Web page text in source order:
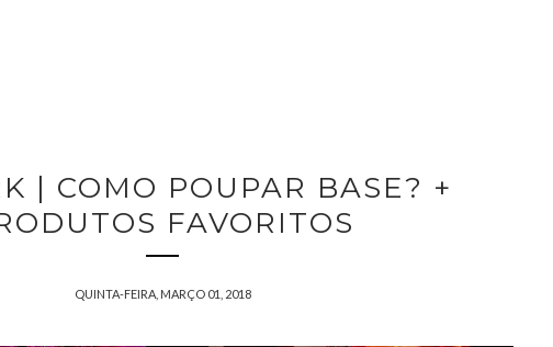
| COMO POUPAR BASE? +
FAVORITOS
QUINTA-FEIRA, MARÇO 01, 2018